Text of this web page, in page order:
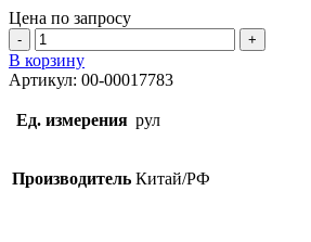
Цена по запросу
Количество
товара
Сетка
базальт
25х25мм
0,5х50м
В корзину
Артикул: 00-00017783
Ед. измерения рул
Производитель Китай/РФ